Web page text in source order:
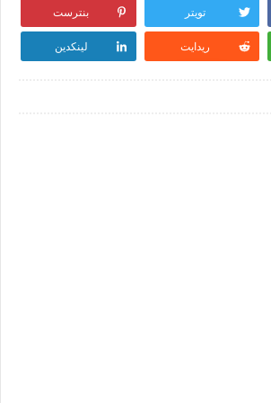
تويتر بنترست
ريدايت لينكدين